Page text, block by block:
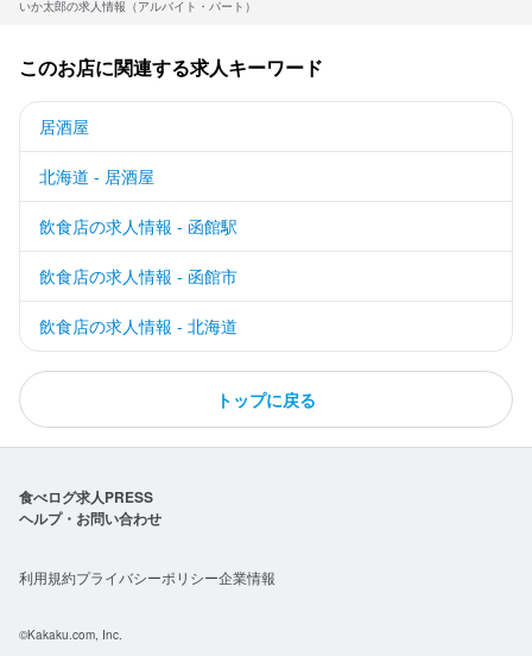
いか太郎の求人情報（アルバイト・パート）
このお店に関連する求人キーワード
居酒屋
北海道 - 居酒屋
飲食店の求人情報 - 函館駅
飲食店の求人情報 - 函館市
飲食店の求人情報 - 北海道
トップに戻る
食べログ求人PRESS
ヘルプ・お問い合わせ
利用規約プライバシーポリシー企業情報
©Kakaku.com, Inc.